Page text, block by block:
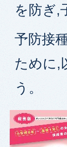
を防ぎ,
予防接
ために,
う。